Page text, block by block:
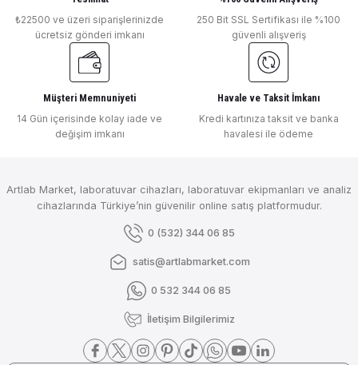
₺22500 ve üzeri siparişlerinizde
ücretsiz gönderi imkanı
250 Bit SSL Sertifikası ile %100
güvenli alışveriş
Müşteri Memnuniyeti
14 Gün içerisinde kolay iade ve
değişim imkanı
Havale ve Taksit İmkanı
Kredi kartınıza taksit ve banka
havalesi ile ödeme
Artlab Market, laboratuvar cihazları, laboratuvar ekipmanları ve analiz
cihazlarında Türkiye’nin güvenilir online satış platformudur.
0 (532) 344 06 85
satis@artlabmarket.com
0 532 344 06 85
İletişim Bilgilerimiz